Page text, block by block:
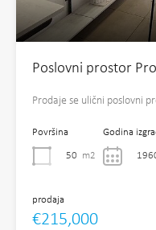
Poslovni prostor
Prodaje se ulični poslovni
Površina
50 m2
Godina
prodaja
€215,000